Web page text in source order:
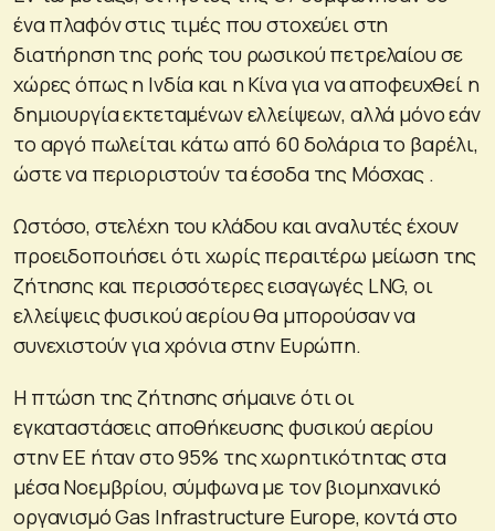
ένα πλαφόν στις τιμές που στοχεύει στη
διατήρηση της ροής του ρωσικού πετρελαίου σε
χώρες όπως η Ινδία και η Κίνα για να αποφευχθεί η
δημιουργία εκτεταμένων ελλείψεων, αλλά μόνο εάν
το αργό πωλείται κάτω από 60 δολάρια το βαρέλι,
ώστε να περιοριστούν τα έσοδα της Μόσχας .
Ωστόσο, στελέχη του κλάδου και αναλυτές έχουν
προειδοποιήσει ότι χωρίς περαιτέρω μείωση της
ζήτησης και περισσότερες εισαγωγές LNG, οι
ελλείψεις φυσικού αερίου θα μπορούσαν να
συνεχιστούν για χρόνια στην Ευρώπη.
Η πτώση της ζήτησης σήμαινε ότι οι
εγκαταστάσεις αποθήκευσης φυσικού αερίου
στην ΕΕ ήταν στο 95% της χωρητικότητας στα
μέσα Νοεμβρίου, σύμφωνα με τον βιομηχανικό
οργανισμό Gas Infrastructure Europe, κοντά στο